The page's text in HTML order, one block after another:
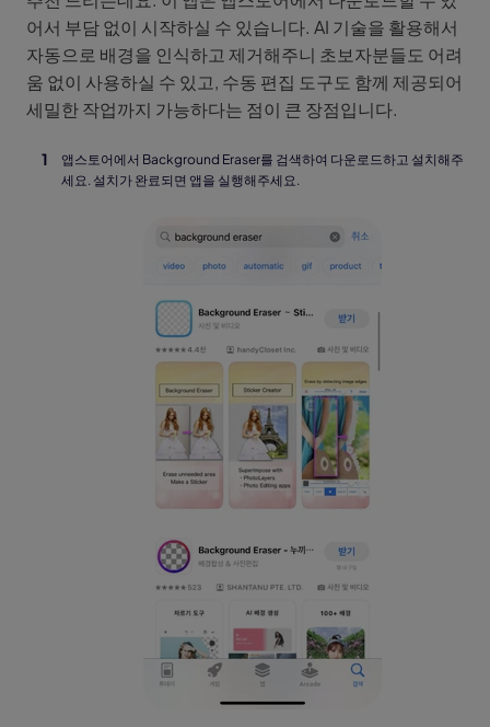
어서 부담 없이 시작하실 수 있습니다. AI 기술을 활용해서
자동으로 배경을 인식하고 제거해주니 초보자분들도 어려
움 없이 사용하실 수 있고, 수동 편집 도구도 함께 제공되어
세밀한 작업까지 가능하다는 점이 큰 장점입니다.
앱스토어에서 Background Eraser를 검색하여 다운로드하고 설치해주
세요. 설치가 완료되면 앱을 실행해주세요.